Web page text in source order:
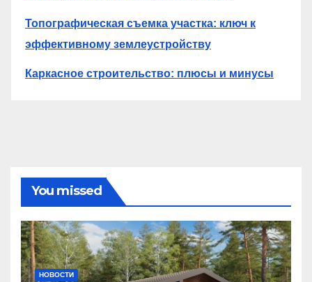
Топографическая съемка участка: ключ к
эффективному землеустройству
Каркасное строительство: плюсы и минусы
You missed
НОВОСТИ